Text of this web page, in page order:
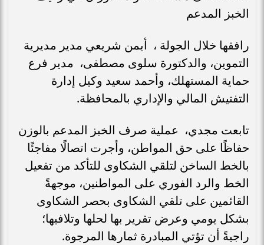
الخبز المدعم
رافقها خلال الجولة ، أيمن شريعي مدير مديرية
التموين، والدكتورة سلوى مصطفى، مدير فرع
حماية المستهلك، وأحمد سعيد وكيل إدارة
التفتيش المالي والإداري بالمحافظة.
تابعت مجدي، عملية صرف الخبز المدعم بالوزن
حفاظًا على حق المواطن، وأجرت اتصالًا مفاجئًا
بالخط الساخن لتلقي الشكاوى للتأكد من تفعيل
الخط والرد الفوري على المواطنين، موجهةً
القائمين على تلقي الشكاوى بحصر الشكاوى
بشكل يومي وعرض تقرير بها لحلها وتلافيها؛
راجيةً أن تؤتي المبادرة ثمارها المرجوة.